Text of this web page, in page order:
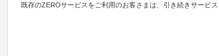
既存のZEROサービスをご利用のお客さまは、引き続きサービ